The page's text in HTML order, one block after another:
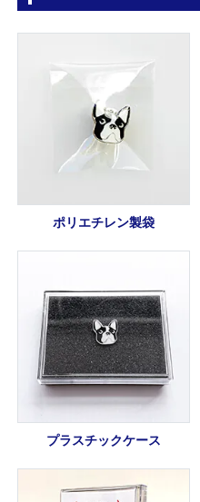
ポリエチレン製袋
プラスチックケース